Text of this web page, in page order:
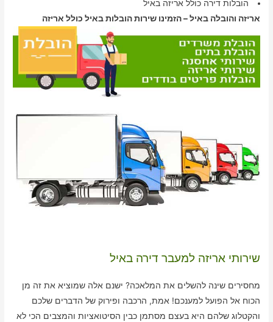
הובלות דירה כולל אריזה באיל
אריזה והובלה באיל – הזמינו שירות הובלות באיל כולל אריזה
שירותי אריזה למעבר דירה באיל
מחסירים שינה להשלים את המלאכה? ישנם אלה שמוציא את זה מן
הכוח אל הפועל למענכם! אמת, הרכבה ופירוק של הדברים שלכם
והקטלוג שלהם היא בעצם מסתמן כבין הסיטואציות והמצבים הכי לא